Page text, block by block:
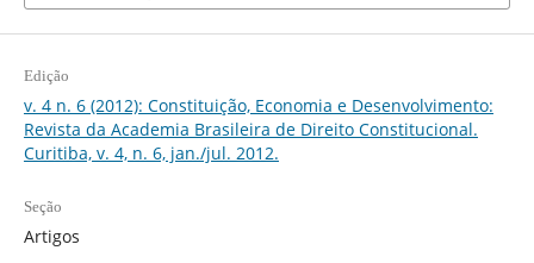
Edição
v. 4 n. 6 (2012): Constituição, Economia e Desenvolvimento:
Revista da Academia Brasileira de Direito Constitucional.
Curitiba, v. 4, n. 6, jan./jul. 2012.
Seção
Artigos